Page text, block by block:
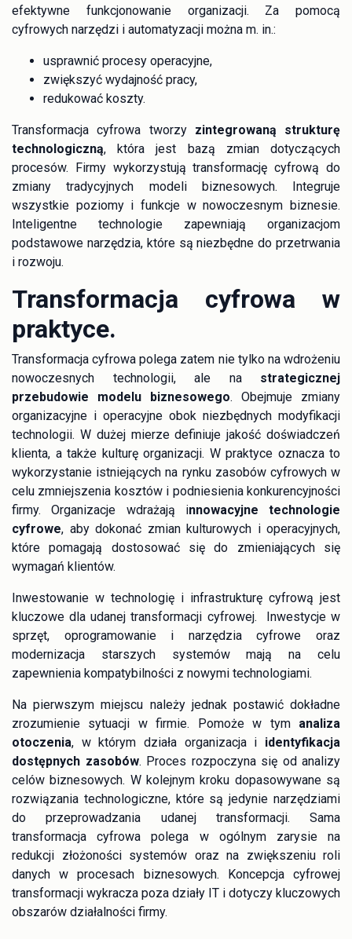
efektywne funkcjonowanie organizacji. Za pomocą
cyfrowych narzędzi i automatyzacji można m. in.:
usprawnić procesy operacyjne,
zwiększyć wydajność pracy,
redukować koszty.
Transformacja cyfrowa tworzy zintegrowaną strukturę
technologiczną, która jest bazą zmian dotyczących
procesów. Firmy wykorzystują transformację cyfrową do
zmiany tradycyjnych modeli biznesowych. Integruje
wszystkie poziomy i funkcje w nowoczesnym biznesie.
Inteligentne technologie zapewniają organizacjom
podstawowe narzędzia, które są niezbędne do przetrwania
i rozwoju.
Transformacja cyfrowa w
praktyce.
Transformacja cyfrowa polega zatem nie tylko na wdrożeniu
nowoczesnych technologii, ale na strategicznej
przebudowie modelu biznesowego. Obejmuje zmiany
organizacyjne i operacyjne obok niezbędnych modyfikacji
technologii. W dużej mierze definiuje jakość doświadczeń
klienta, a także kulturę organizacji. W praktyce oznacza to
wykorzystanie istniejących na rynku zasobów cyfrowych w
celu zmniejszenia kosztów i podniesienia konkurencyjności
firmy. Organizacje wdrażają innowacyjne technologie
cyfrowe, aby dokonać zmian kulturowych i operacyjnych,
które pomagają dostosować się do zmieniających się
wymagań klientów.
Inwestowanie w technologię i infrastrukturę cyfrową jest
kluczowe dla udanej transformacji cyfrowej. Inwestycje w
sprzęt, oprogramowanie i narzędzia cyfrowe oraz
modernizacja starszych systemów mają na celu
zapewnienia kompatybilności z nowymi technologiami.
Na pierwszym miejscu należy jednak postawić dokładne
zrozumienie sytuacji w firmie. Pomoże w tym analiza
otoczenia, w którym działa organizacja i identyfikacja
dostępnych zasobów. Proces rozpoczyna się od analizy
celów biznesowych. W kolejnym kroku dopasowywane są
rozwiązania technologiczne, które są jedynie narzędziami
do przeprowadzania udanej transformacji. Sama
transformacja cyfrowa polega w ogólnym zarysie na
redukcji złożoności systemów oraz na zwiększeniu roli
danych w procesach biznesowych. Koncepcja cyfrowej
transformacji wykracza poza działy IT i dotyczy kluczowych
obszarów działalności firmy.